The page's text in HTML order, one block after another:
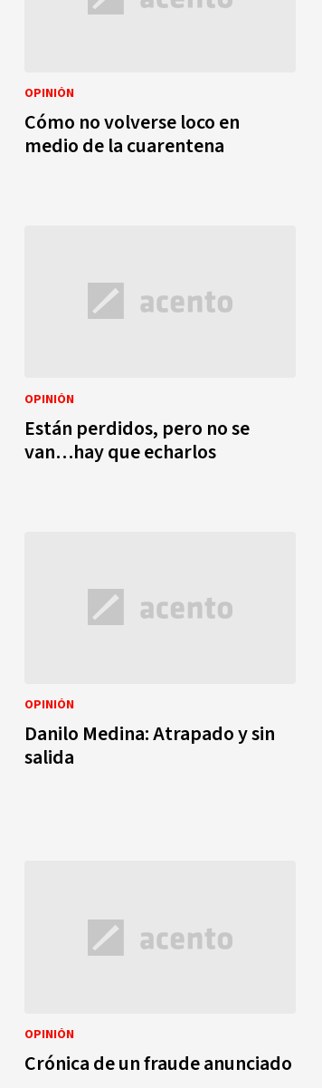
OPINIÓN
Cómo no volverse loco en
medio de la cuarentena
OPINIÓN
Están perdidos, pero no se
van…hay que echarlos
OPINIÓN
Danilo Medina: Atrapado y sin
salida
OPINIÓN
Crónica de un fraude anunciado